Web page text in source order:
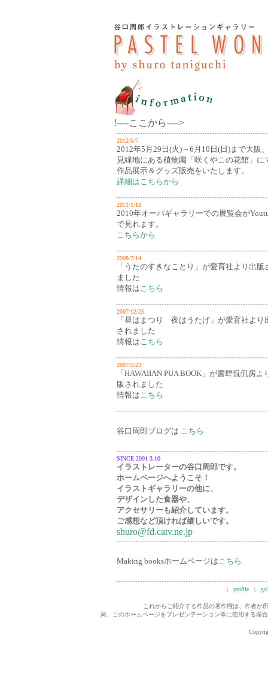
!----ここから---->
2012/5/7
2012年5月29日(火)～6月10日(日)まで大阪
見緑地にある植物園「咲くやこの花館」に
作品展示＆グッズ販売をいたします。
詳細はこちらから
2011/1/18
2010年オーパギャラリーでの展覧会が
で見れます。
こちらから
2008/7/14
「うたのすきなことり」が愛育社より出版
ました
情報はこちら
2007/12/25
「昼はまつり 夜はうたげ」が愛育社より
されました
情報はこちら
2007/5/23
「HAWAIIAN PUA BOOK」が書肆侃侃房よ
版されました
情報はこちら
谷口周郎ブログは こちら
SINCE 2001 3.10
イラストレーターの谷口周郎です。
ホームページへようこそ！
イラストギャラリーの他に、
デザインした食器や、
アクセサリーも紹介しています。
ご感想など頂ければ嬉しいです。
shuro@fd.catv.ne.jp
Making booksホームページはこちら
| profile|
これからご紹介する作品の著作権は、作者が
尚、このホームページをプレゼンテーション等に使用する場